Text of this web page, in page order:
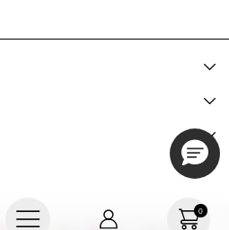
0